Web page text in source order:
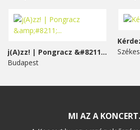
j(A)zz! | Pongracz &#8211;...
Budapest
MI AZ A